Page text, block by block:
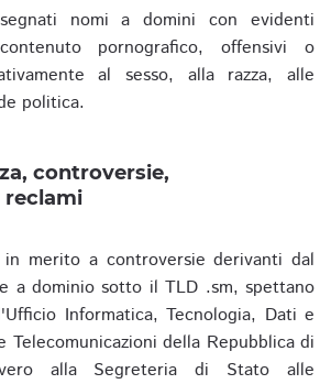
nomi a domini con evidenti
pornografico, offensivi o
al sesso, alla razza, alle
politica.
controversie,
reclami
merito a controversie derivanti dal
a dominio sotto il TLD .sm, spettano
Informatica, Tecnologia, Dati e
Telecomunicazioni della Repubblica di
alla Segreteria di Stato alle